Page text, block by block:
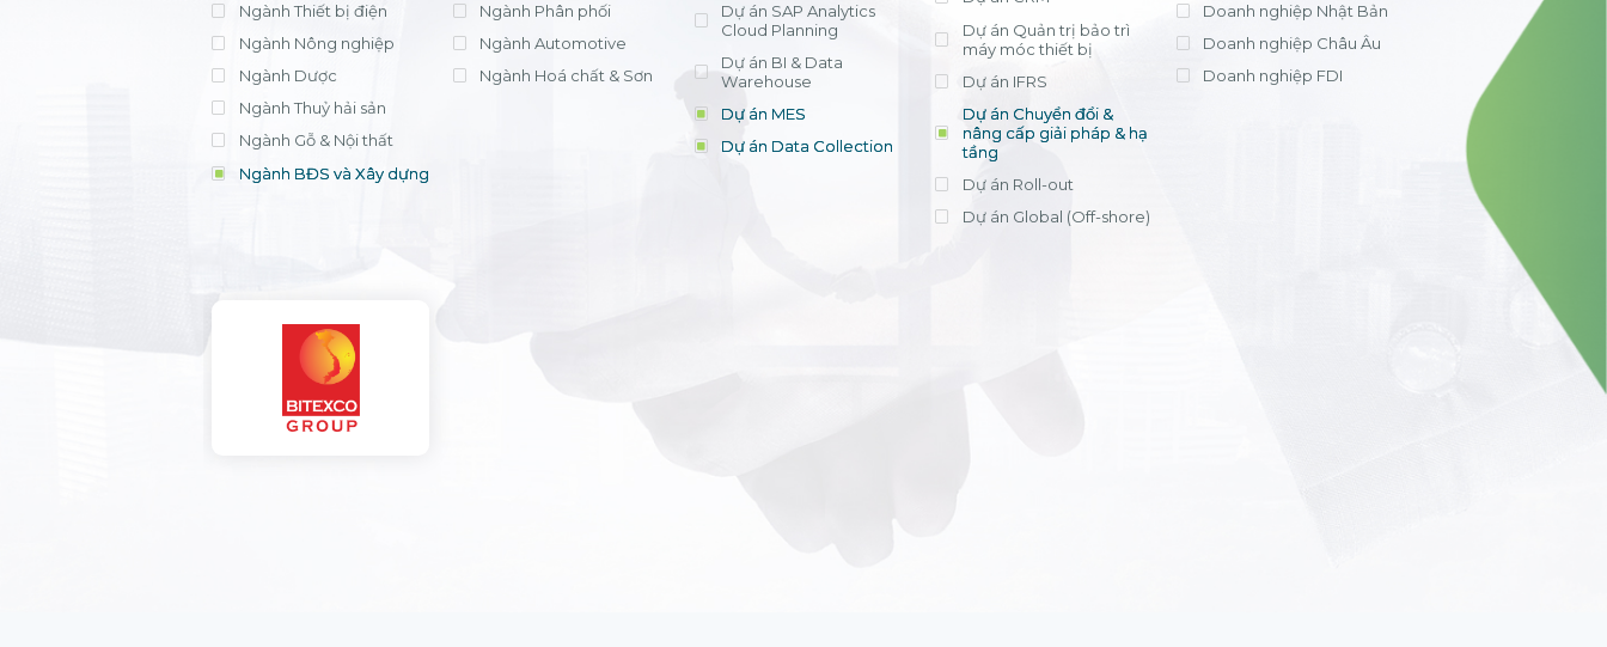
Ngành Thiết bị điện
Ngành Nông nghiệp
Ngành Dược
Ngành Thuỷ hải sản
Ngành Gỗ & Nội thất
Ngành BĐS và Xây dựng
Ngành Phân phối
Ngành Automotive
Ngành Hoá chất & Sơn
Dự án SAP Analytics
Cloud Planning
Dự án BI & Data
Warehouse
Dự án MES
Dự án Data Collection
Dự án Quản trị bảo trì
máy móc thiết bị
Dự án IFRS
Dự án Chuyển đổi &
nâng cấp giải pháp & hạ
tầng
Dự án Roll-out
Dự án Global (Off-shore)
Doanh nghiệp Nhật Bản
Doanh nghiệp Châu Âu
Doanh nghiệp FDI